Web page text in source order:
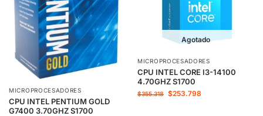
MICROPROCESADORES
CPU INTEL PENTIUM GOLD
G7400 3.70GHZ S1700
Agotado
MICROPROCESADORES
CPU INTEL CORE I3-14100
4.70GHZ S1700
$355.318 $253.798